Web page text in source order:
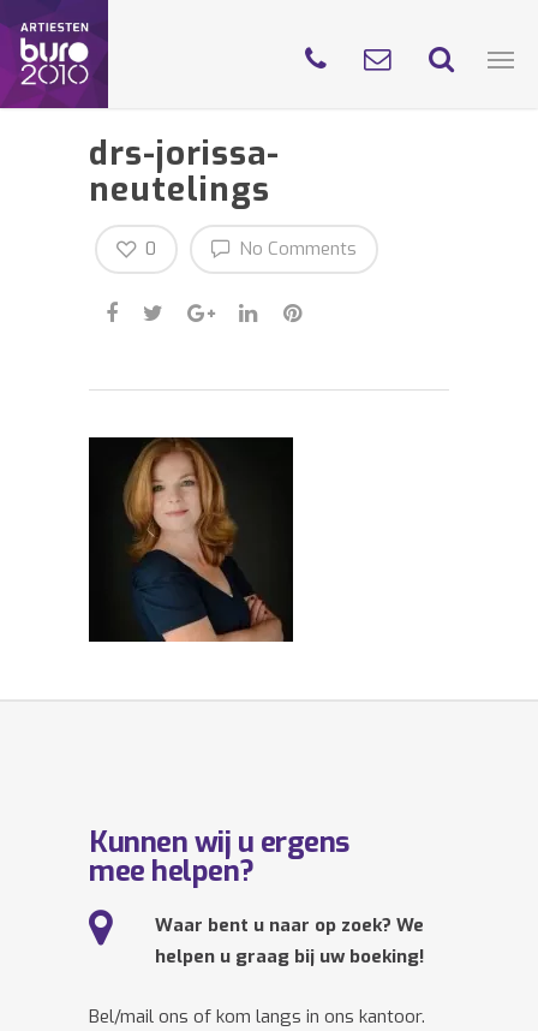
drs-jorissa-
neutelings
No Comments
0
Kunnen wij u ergens
mee helpen?
Waar bent u naar op zoek? We
helpen u graag bij uw boeking!
Bel/mail ons of kom langs in ons kantoor.